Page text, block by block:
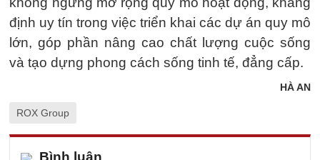
định uy tín trong việc triển khai các dự án quy mô
lớn, góp phần nâng cao chất lượng cuộc sống
và tạo dựng phong cách sống tinh tế, đẳng cấp.
HÀ AN
ROX Group
Bình luận